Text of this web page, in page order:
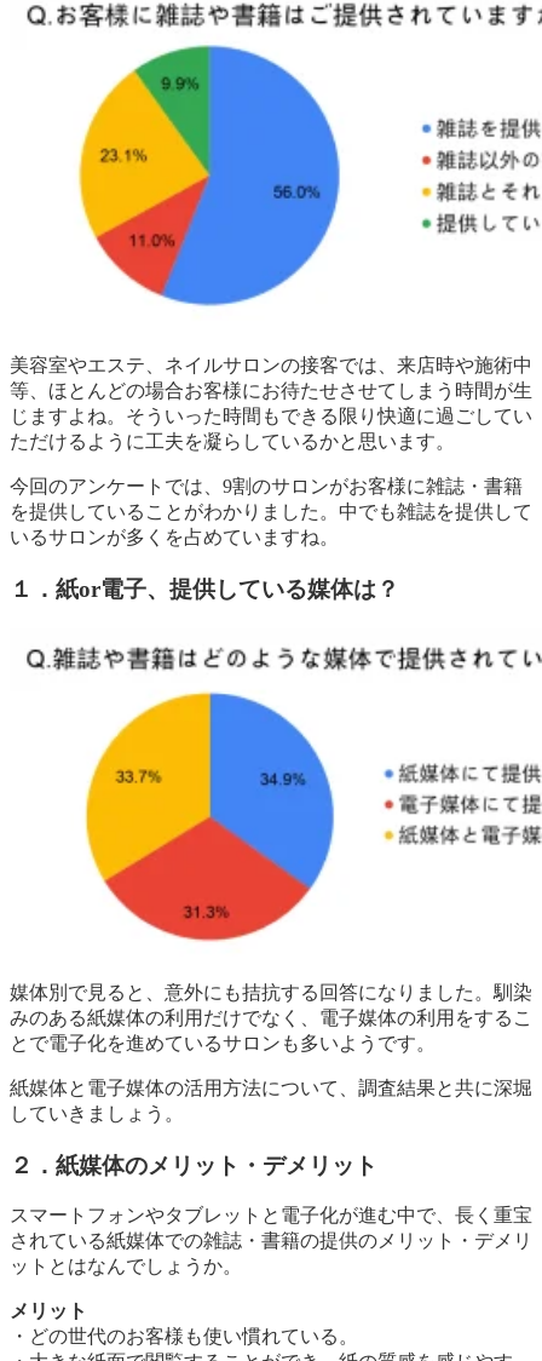
美容室やエステ、ネイルサロンの接客では、来店時や施術中
等、ほとんどの場合お客様にお待たせさせてしまう時間が生
じますよね。そういった時間もできる限り快適に過ごしてい
ただけるように工夫を凝らしているかと思います。
今回のアンケートでは、9割のサロンがお客様に雑誌・書籍
を提供していることがわかりました。中でも雑誌を提供して
いるサロンが多くを占めていますね。
１．紙or電子、提供している媒体は？
媒体別で見ると、意外にも拮抗する回答になりました。馴染
みのある紙媒体の利用だけでなく、電子媒体の利用をするこ
とで電子化を進めているサロンも多いようです。
紙媒体と電子媒体の活用方法について、調査結果と共に深堀
していきましょう。
２．紙媒体のメリット・デメリット
スマートフォンやタブレットと電子化が進む中で、長く重宝
されている紙媒体での雑誌・書籍の提供のメリット・デメリ
ットとはなんでしょうか。
メリット
・どの世代のお客様も使い慣れている。